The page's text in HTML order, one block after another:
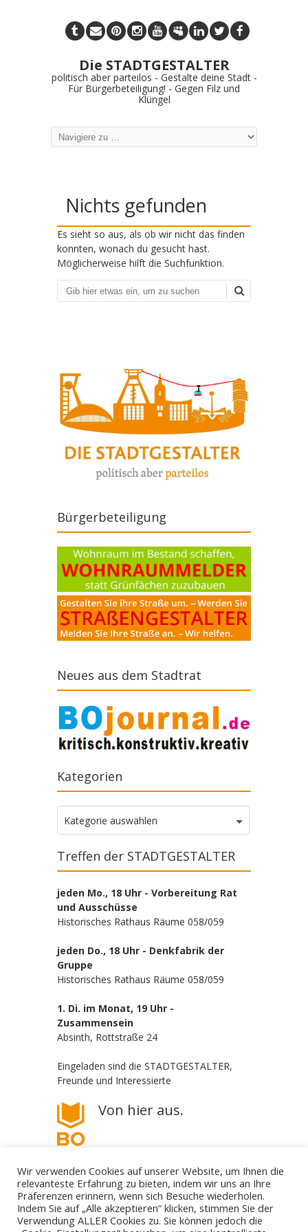
Die STADTGESTALTER
politisch aber parteilos - Gestalte deine Stadt -
Für Bürgerbeteiligung! - Gegen Filz und
Klüngel
Nichts gefunden
Es sieht so aus, als ob wir nicht das finden
konnten, wonach du gesucht hast.
Möglicherweise hilft die Suchfunktion.
Suchen
Bürgerbeteiligung
Neues aus dem Stadtrat
Kategorien
Kategorien
Kategorie auswählen
Treffen der STADTGESTALTER
jeden Mo., 18 Uhr - Vorbereitung Rat
und Ausschüsse
Historisches Rathaus Räume 058/059
jeden Do., 18 Uhr - Denkfabrik der
Gruppe
Historisches Rathaus Räume 058/059
1. Di. im Monat, 19 Uhr -
Zusammensein
Absinth, Rottstraße 24
Eingeladen sind die STADTGESTALTER,
Freunde und Interessierte
Von hier aus.
Wir verwenden Cookies auf unserer Website, um Ihnen die
relevanteste Erfahrung zu bieten, indem wir uns an Ihre
Präferenzen erinnern, wenn sich Besuche wiederholen.
Indem Sie auf „Alle akzeptieren“ klicken, stimmen Sie der
Verwendung ALLER Cookies zu. Sie können jedoch die